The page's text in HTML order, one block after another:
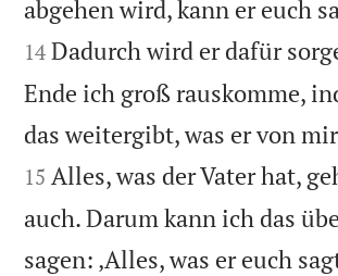
abgehen wird, kann er euch
14 Dadurch wird er dafür
Ende ich groß rauskomme,
das weitergibt, was er von
15 Alles, was der Vater hat,
auch. Darum kann ich das
sagen: ‚Alles, was er euch